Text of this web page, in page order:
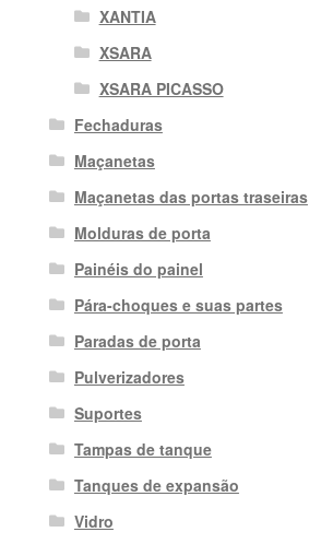
XANTIA
XSARA
XSARA PICASSO
Fechaduras
Maçanetas
Maçanetas das portas traseiras
Molduras de porta
Painéis do painel
Pára-choques e suas partes
Paradas de porta
Pulverizadores
Suportes
Tampas de tanque
Tanques de expansão
Vidro